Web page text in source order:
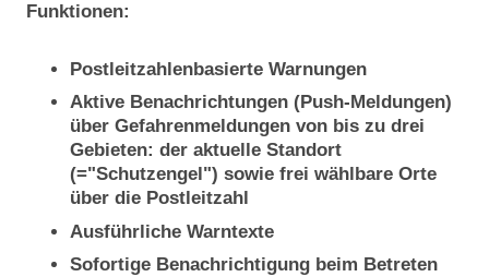
Funktionen:
Postleitzahlenbasierte Warnungen
Aktive Benachrichtungen (Push-Meldungen)
über Gefahrenmeldungen von bis zu drei
Gebieten: der aktuelle Standort
(="Schutzengel") sowie frei wählbare Orte
über die Postleitzahl
Ausführliche Warntexte
Sofortige Benachrichtigung beim Betreten